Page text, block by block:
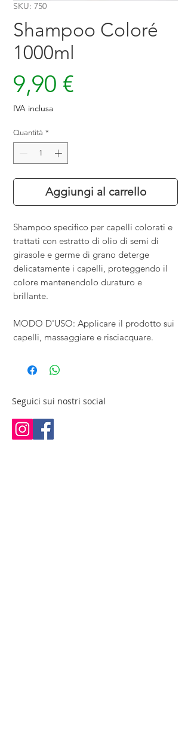
SKU: 750
Shampoo Coloré
1000ml
9,90 €
IVA inclusa
Quantità *
Aggiungi al carrello
Shampoo specifico per capelli colorati e
trattati con estratto di olio di semi di
girasole e germe di grano deterge
delicatamente i capelli, proteggendo il
colore mantenendolo duraturo e
brillante.
MODO D'USO: Applicare il prodotto sui
capelli, massaggiare e risciacquare.
Seguici sui nostri social